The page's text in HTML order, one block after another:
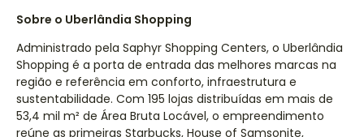
Sobre o Uberlândia Shopping
Administrado pela Saphyr Shopping Centers, o Uberlândia
Shopping é a porta de entrada das melhores marcas na
região e referência em conforto, infraestrutura e
sustentabilidade. Com 195 lojas distribuídas em mais de
53,4 mil m² de Área Bruta Locável, o empreendimento
reúne as primeiras Starbucks, House of Samsonite,